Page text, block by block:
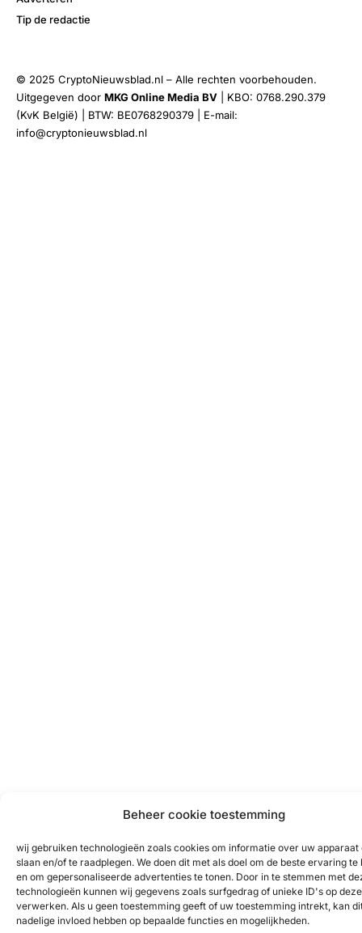
Beheer cookie toestemming
wij gebruiken technologieën zoals cookies om informatie over uw apparaat
slaan en/of te raadplegen. We doen dit met als doel om de beste ervaring te
en om gepersonaliseerde advertenties te tonen. Door in te stemmen met
technologieën kunnen wij gegevens zoals surfgedrag of unieke ID's op
verwerken. Als u geen toestemming geeft of uw toestemming intrekt, kan
nadelige invloed hebben op bepaalde functies en mogelijkheden.
Tip de redactie
© 2025 CryptoNieuwsblad.nl – Alle rechten voorbehouden.
Uitgegeven door MKG Online Media BV | KBO: 0768.290.379
(KvK België) | BTW: BE0768290379 | E-mail:
info@cryptonieuwsblad.nl